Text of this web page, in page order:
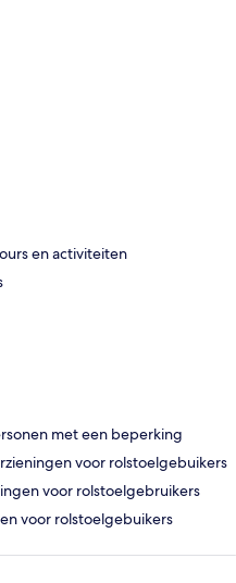
en activiteiten
met een beperking
voor rolstoelgebuikers
voor rolstoelgebruikers
voor rolstoelgebuikers